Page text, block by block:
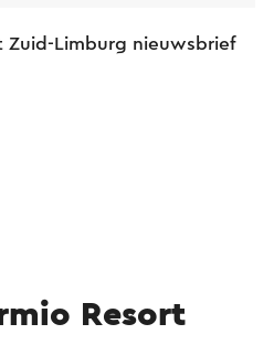
Zuid-Limburg nieuwsbrief
Resort